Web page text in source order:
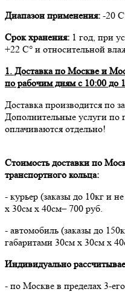
Диапазон применения: -20
Срок хранения: 1 год, при
+22 С° и относительной
1. Доставка по Москве и
по рабочим дням с 10:00 до
Доставка производится по
Дополнительные услуги по
оплачиваются отдельно!
Стоимость доставки по
транспортного кольца:
- курьер (заказы до 10кг и
х 30см х 40см– 700 руб.
- автомобиль (заказы до
габаритами 30см х 30см х
Индивидуально
- по Москве в пределах 3-